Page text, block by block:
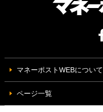
マネーポストWEBについて
ページ一覧